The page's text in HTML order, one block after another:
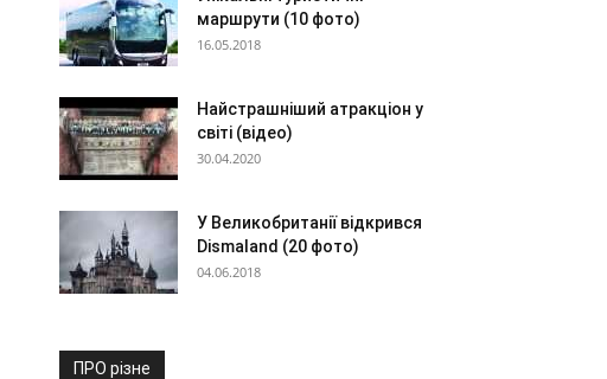
маршрути (10 фото)
16.05.2018
Найстрашніший атракціон у
світі (відео)
30.04.2020
У Великобританії відкрився
Dismaland (20 фото)
04.06.2018
ПРО різне